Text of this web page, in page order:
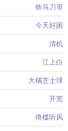
铁马刀哥
今天好困
清机
江上白
大橘芝士球
开荒
倚槛听风